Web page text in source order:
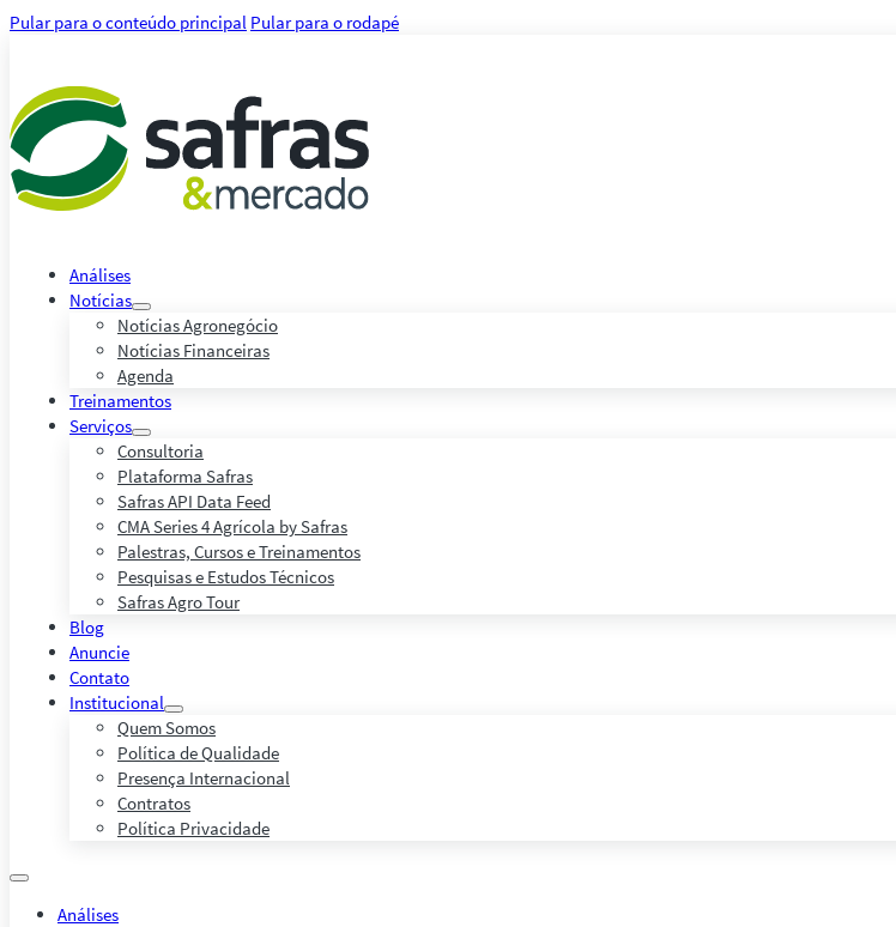
Pular para o conteúdo principal Pular para o rodapé
Análises
Notícias
Notícias Agronegócio
Notícias Financeiras
Agenda
Treinamentos
Serviços
Consultoria
Plataforma Safras
Safras API Data Feed
CMA Series 4 Agrícola by Safras
Palestras, Cursos e Treinamentos
Pesquisas e Estudos Técnicos
Safras Agro Tour
Blog
Anuncie
Contato
Institucional
Quem Somos
Política de Qualidade
Presença Internacional
Contratos
Política Privacidade
Análises